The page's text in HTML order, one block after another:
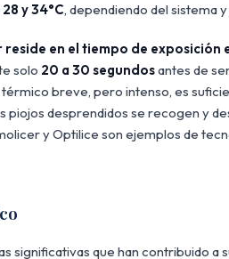
28 y 34°C, dependiendo del sistema
reside en el tiempo de
solo 20 a 30 segundosantes de
breve, pero intenso, es
piojos desprendidos se recogen y
y Optilice son ejemplos de
significativas que han contribuido a